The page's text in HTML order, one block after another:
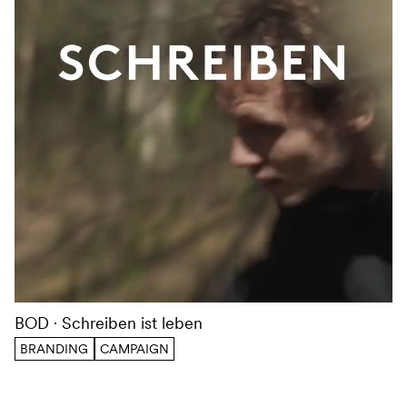
BOD Schreiben ist leben
BRANDING CAMPAIGN